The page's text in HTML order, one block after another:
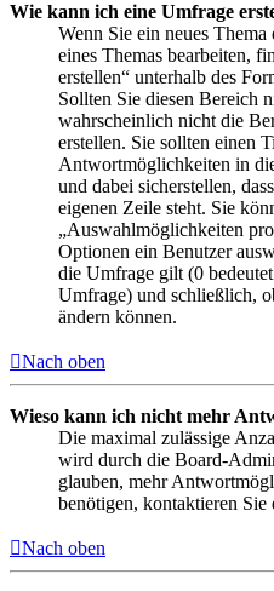
Wie kann ich eine Umfrage
Wenn Sie ein neues
eines Themas bearbeiten,
erstellen“ unterhalb des
Sollten Sie diesen Bereich
wahrscheinlich nicht die
erstellen. Sie sollten einen
Antwortmöglichkeiten in
und dabei sicherstellen,
eigenen Zeile steht. Sie
„Auswahlmöglichkeiten
Optionen ein Benutzer
die Umfrage gilt (0
Umfrage) und schließlich,
ändern können.
Nach oben
Wieso kann ich nicht mehr
Die maximal zulässige
wird durch die Board-
glauben, mehr
benötigen, kontaktieren Sie
Nach oben